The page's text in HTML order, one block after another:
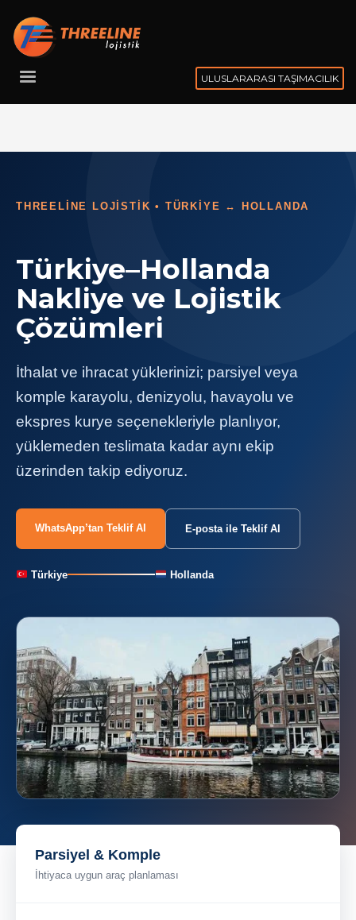
ULUSLARARASI TAŞIMACILIK
THREELINE LOJISTIK • TÜRKIYE ↔ HOLLANDA
Türkiye–Hollanda
Nakliye ve Lojistik
Çözümleri
İthalat ve ihracat yüklerinizi; parsiyel veya
komple karayolu, denizyolu, havayolu ve
ekspres kurye seçenekleriyle planlıyor,
yüklemeden teslimata kadar aynı ekip
üzerinden takip ediyoruz.
WhatsApp’tan Teklif Al E-posta ile Teklif Al
Türkiye Hollanda
Parsiyel & Komple
İhtiyaca uygun araç planlaması